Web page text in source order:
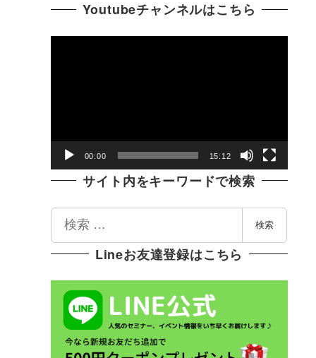
Youtubeチャンネルはこちら
ヤ
00:00 15:12
サイト内をキーワードで検索
検
検索
Lineお友達登録はこちら